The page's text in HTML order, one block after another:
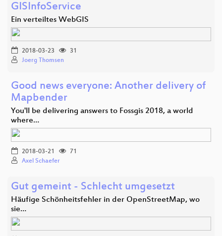
GISInfoService
Ein verteiltes WebGIS
2018-03-23
31
Joerg Thomsen
Good news everyone: Another delivery of
Mapbender
You'll be delivering answers to Fossgis 2018, a world
where…
2018-03-21
71
Axel Schaefer
Gut gemeint - Schlecht umgesetzt
Häufige Schönheitsfehler in der OpenStreetMap, wo
sie…